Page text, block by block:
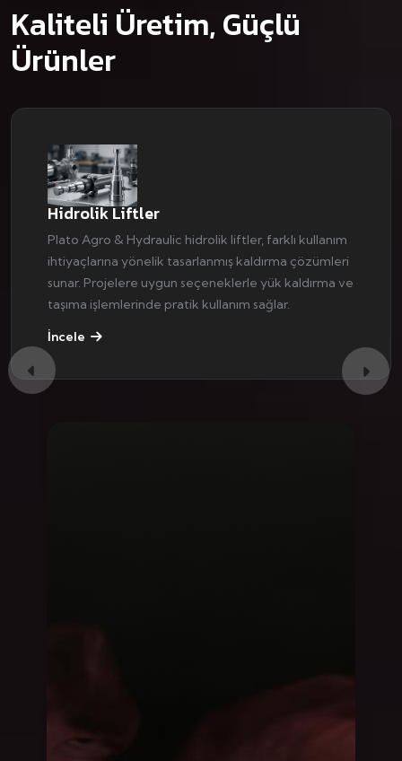
Kaliteli Üretim, Güçlü
Ürünler
Hidrolik Liftler
Plato Agro & Hydraulic hidrolik liftler, farklı kullanım
ihtiyaçlarına yönelik tasarlanmış kaldırma çözümleri
sunar. Projelere uygun seçeneklerle yük kaldırma ve
taşıma işlemlerinde pratik kullanım sağlar.
İncele